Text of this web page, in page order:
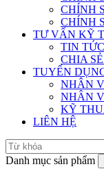
CHÍNH
CHÍNH
TƯ VẤN KỸ
TIN
CHIA
TUYỂN
NHÂN
NHÂN
KỸ
LIÊN HỆ
Danh mục sản phẩm